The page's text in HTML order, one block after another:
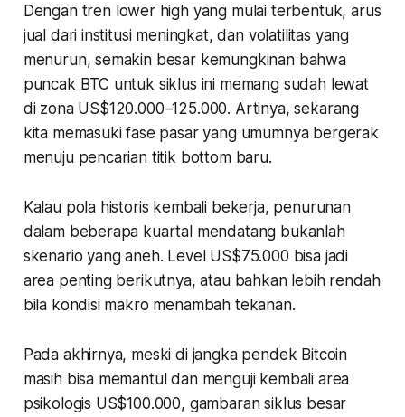
Dengan tren lower highyang mulai terbentuk, arus
jual dari institusi meningkat, dan volatilitas yang
menurun, semakin besar kemungkinan bahwa
puncak BTC untuk siklus ini memang sudah lewat
di zona US$120.000–125.000. Artinya, sekarang
kita memasuki fase pasar yang umumnya bergerak
menuju pencarian titik bottom baru.
Kalau pola historis kembali bekerja, penurunan
dalam beberapa kuartal mendatang bukanlah
skenario yang aneh. Level US$75.000 bisa jadi
area penting berikutnya, atau bahkan lebih rendah
bila kondisi makro menambah tekanan.
Pada akhirnya, meski di jangka pendek Bitcoin
masih bisa memantul dan menguji kembali area
psikologis US$100.000, gambaran siklus besar